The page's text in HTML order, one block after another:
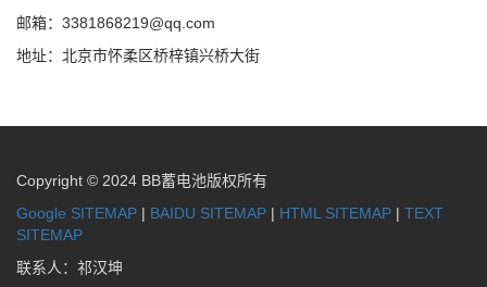
邮箱：3381868219@qq.com
地址：北京市怀柔区桥梓镇兴桥大街
Copyright © 2024 BB蓄电池版权所有
Google SITEMAP | BAIDU SITEMAP | HTML SITEMAP | TEXT
SITEMAP
联系人：祁汉坤